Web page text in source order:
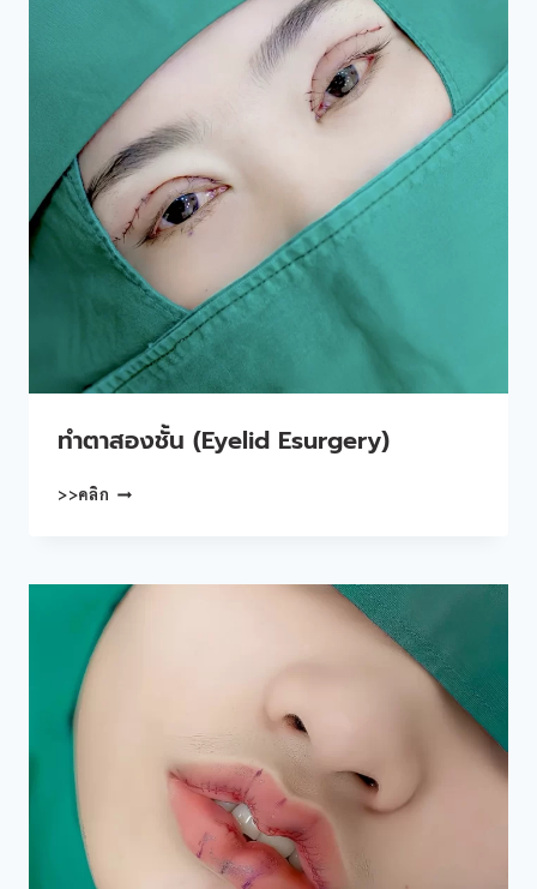
ทําตาสองชั้น (Eyelid Esurgery)
>>คลิก ทํา
(EYELID
ESURGERY)